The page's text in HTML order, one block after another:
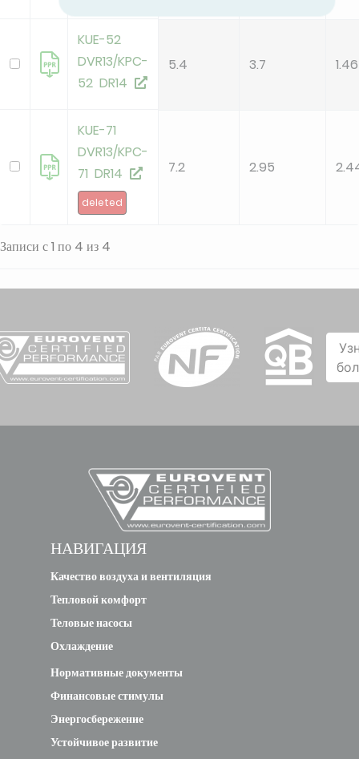
KUE-52
DVR13/KPC-
52 DR14
5.4 3.7 1.46
KUE-71
DVR13/KPC-
71 DR14
deleted
7.2 2.95
Записи с 1 по 4 из 4
НАВИГАЦИЯ
Качество воздуха и вентиляция
Тепловой комфорт
Теловые насосы
Охлаждение
Нормативные документы
Финансовые стимулы
Энергосбережение
Устойчивое развитие